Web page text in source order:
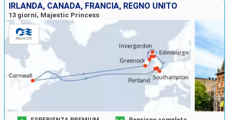
IRLANDA, CANADA, FRANCIA, REGNO UNITO
13 giorni, Majestic Princess